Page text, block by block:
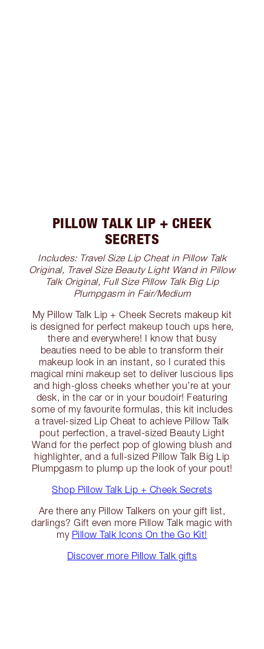
PILLOW TALK LIP + CHEEK
SECRETS
Includes: Travel Size Lip Cheat in Pillow Talk
Original, Travel Size Beauty Light Wand in Pillow
Talk Original, Full Size Pillow Talk Big Lip
Plumpgasm in Fair/Medium
My Pillow Talk Lip + Cheek Secrets makeup kit
is designed for perfect makeup touch ups here,
there and everywhere! I know that busy
beauties need to be able to transform their
makeup look in an instant, so I curated this
magical mini makeup set to deliver luscious lips
and high-gloss cheeks whether you’re at your
desk, in the car or in your boudoir! Featuring
some of my favourite formulas, this kit includes
a travel-sized Lip Cheat to achieve Pillow Talk
pout perfection, a travel-sized Beauty Light
Wand for the perfect pop of glowing blush and
highlighter, and a full-sized Pillow Talk Big Lip
Plumpgasm to plump up the look of your pout!
Shop Pillow Talk Lip + Cheek Secrets
Are there any Pillow Talkers on your gift list,
darlings? Gift even more Pillow Talk magic with
my Pillow Talk Icons On the Go Kit!
Discover more Pillow Talk gifts